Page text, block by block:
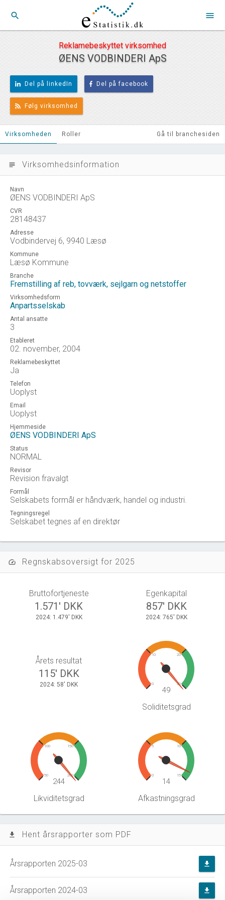
search menu
Reklamebeskyttet virksomhed
ØENS VODBINDERI ApS
Del på linkedIn Del på facebook
Følg virksomhed
Virksomheden Roller Gå til branchesiden
subject Virksomhedsinformation
Navn
ØENS VODBINDERI ApS
CVR
28148437
Adresse
Vodbindervej 6, 9940 Læsø
Kommune
Læsø Kommune
Branche
Fremstilling af reb, tovværk, sejlgarn og netstoffer
Virksomhedsform
Anpartsselskab
Antal ansatte
3
Etableret
02. november, 2004
Reklamebeskyttet
Ja
Telefon
Uoplyst
Email
Uoplyst
Hjemmeside
ØENS VODBINDERI ApS
Status
NORMAL
Revisor
Revision fravalgt
Formål
Selskabets formål er håndværk, handel og industri.
Tegningsregel
Selskabet tegnes af en direktør
speed Regnskabsoversigt for 2025
Bruttofortjeneste
1.571' DKK
2024: 1.479' DKK
Egenkapital
857' DKK
2024: 765' DKK
Årets resultat
115' DKK
2024: 58' DKK 0
10 20
30
49
Soliditetsgrad
50
100 150
200
244
Likviditetsgrad
0
5 10
15
14
Afkastningsgrad
file_download Hent årsrapporter som PDF
Årsrapporten 2025-03 file_download
Årsrapporten 2024-03 file_download